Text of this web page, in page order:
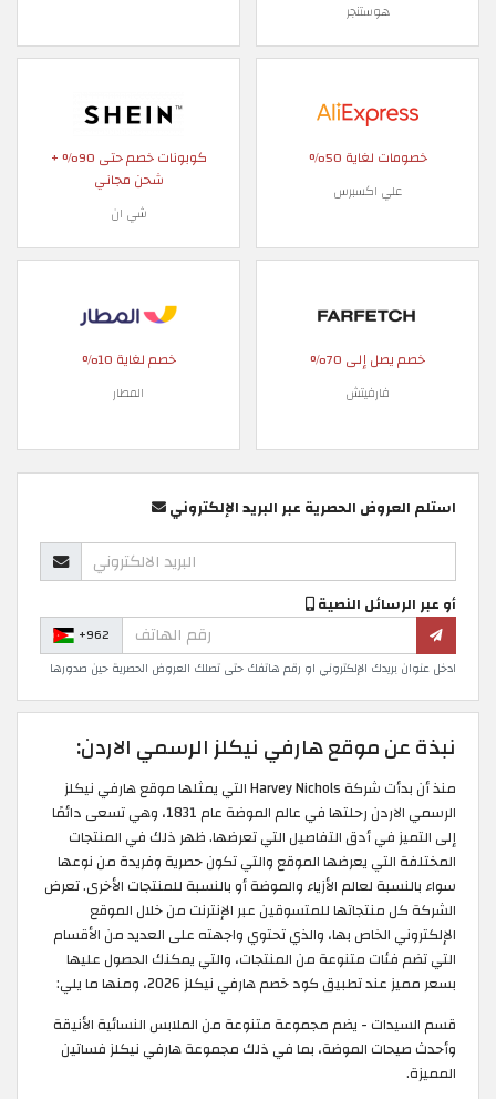
هوستنجر
خصومات لغاية 50%
علي اكسبرس
كوبونات خصم حتى 90% +
شحن مجاني
شي ان
خصم يصل إلى 70%
فارفيتش
خصم لغاية 10%
المطار
استلم العروض الحصرية عبر البريد الإلكتروني
أو عبر الرسائل النصية
+962
ادخل عنوان بريدك الإلكتروني او رقم هاتفك حتى تصلك العروض الحصرية حين صدورها
نبذة عن موقع هارفي نيكلز الرسمي الاردن:
منذ أن بدأت شركة Harvey Nichols التي يمثلها موقع هارفي نيكلز
الرسمي الاردن رحلتها في عالم الموضة عام 1831، وهي تسعى دائمًا
إلى التميز في أدق التفاصيل التي تعرضها. ظهر ذلك في المنتجات
المختلفة التي يعرضها الموقع والتي تكون حصرية وفريدة من نوعها
سواء بالنسبة لعالم الأزياء والموضة أو بالنسبة للمنتجات الأخرى. تعرض
الشركة كل منتجاتها للمتسوقين عبر الإنترنت من خلال الموقع
الإلكتروني الخاص بها، والذي تحتوي واجهته على العديد من الأقسام
التي تضم فئات متنوعة من المنتجات، والتي يمكنك الحصول عليها
بسعر مميز عند تطبيق كود خصم هارفي نيكلز 2026، ومنها ما يلي:
قسم السيدات - يضم مجموعة متنوعة من الملابس النسائية الأنيقة
وأحدث صيحات الموضة، بما في ذلك مجموعة هارفي نيكلز فساتين
المميزة.